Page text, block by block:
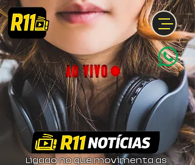
Ligado no que movimenta as